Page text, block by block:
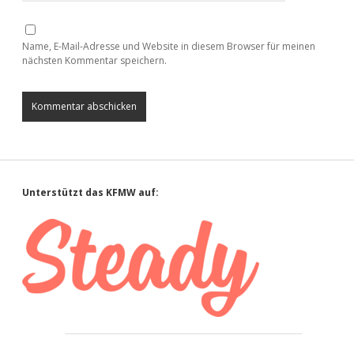
Name, E-Mail-Adresse und Website in diesem Browser für meinen
nächsten Kommentar speichern.
Sidebar
Unterstützt das KFMW auf: